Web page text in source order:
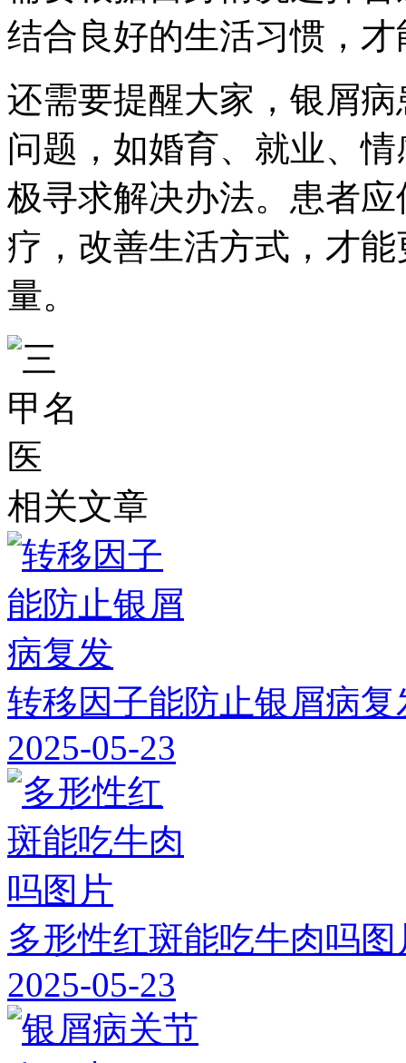
结合良好的生活习惯，
还需要提醒大家，银屑
问题，如婚育、就业、
极寻求解决办法。患者
疗，改善生活方式，才
量。
相关文章
转移因子能防止银屑病复
2025-05-23
多形性红斑能吃牛肉吗图
2025-05-23